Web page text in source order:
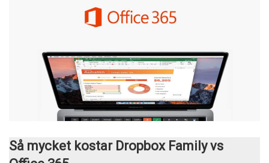
Så mycket kostar Dropbox Family vs